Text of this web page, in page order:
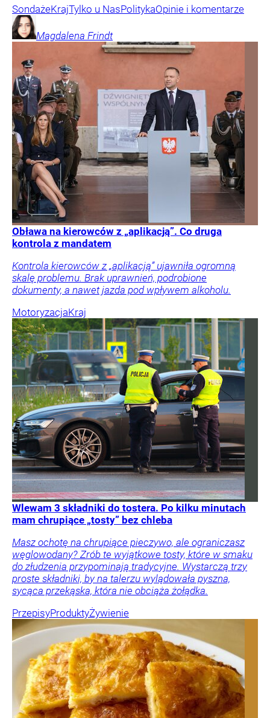
SondażeKrajTylko u NasPolitykaOpinie i komentarze
Magdalena Frindt
Obława na kierowców z „aplikacją”. Co druga
kontrola z mandatem
Kontrola kierowców z „aplikacją” ujawniła ogromną
skalę problemu. Brak uprawnień, podrobione
dokumenty, a nawet jazda pod wpływem alkoholu.
MotoryzacjaKraj
Wlewam 3 składniki do tostera. Po kilku minutach
mam chrupiące „tosty” bez chleba
Masz ochotę na chrupiące pieczywo, ale ograniczasz
węglowodany? Zrób te wyjątkowe tosty, które w smaku
do złudzenia przypominają tradycyjne. Wystarczą trzy
proste składniki, by na talerzu wylądowała pyszna,
sycąca przekąska, która nie obciąża żołądka.
PrzepisyProduktyŻywienie